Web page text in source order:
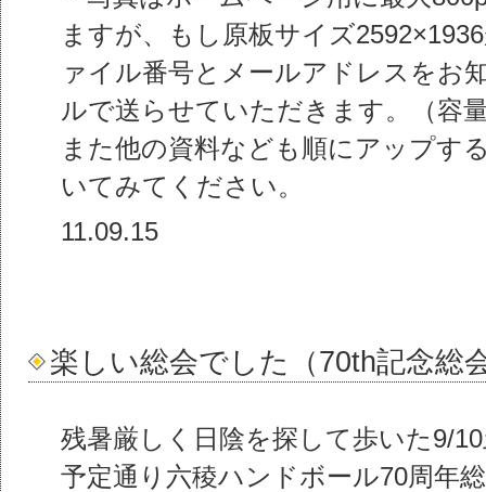
ますが、もし原板サイズ
ァイル番号とメールアドレスをお
ルで送らせていただきます。（容
また他の資料なども順にアップす
いてみてください。
11.09.15
楽しい総会でした（70th記念総
残暑厳しく日陰を探して歩いた9/
予定通り六稜ハンドボール70周年